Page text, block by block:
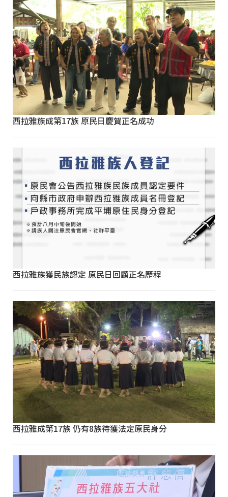
西拉雅族成第17族 原民日慶賀正名成功
西拉雅族獲民族認定 原民日回顧正名歷程
西拉雅成第17族 仍有8族待獲法定原民身分